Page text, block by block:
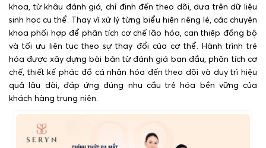
khoa, từ khâu đánh giá, chỉ định đến theo dõi, dựa trên dữ liệu
sinh học cụ thể. Thay vì xử lý từng biểu hiện riêng lẻ, các chuyên
khoa phối hợp để phân tích cơ chế lão hóa, can thiệp đồng bộ
và tối ưu liên tục theo sự thay đổi của cơ thể. Hành trình trẻ
hóa được xây dựng bài bản từ đánh giá ban đầu, phân tích cơ
chế, thiết kế phác đồ cá nhân hóa đến theo dõi và duy trì hiệu
quả lâu dài, đáp ứng đúng nhu cầu trẻ hóa bền vững của
khách hàng trung niên.